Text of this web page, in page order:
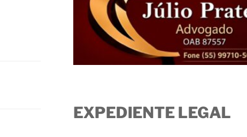
EXPEDIENTE LEGAL